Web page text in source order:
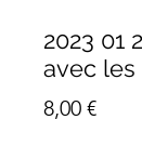
2023 01
avec les
8,00 €Prix